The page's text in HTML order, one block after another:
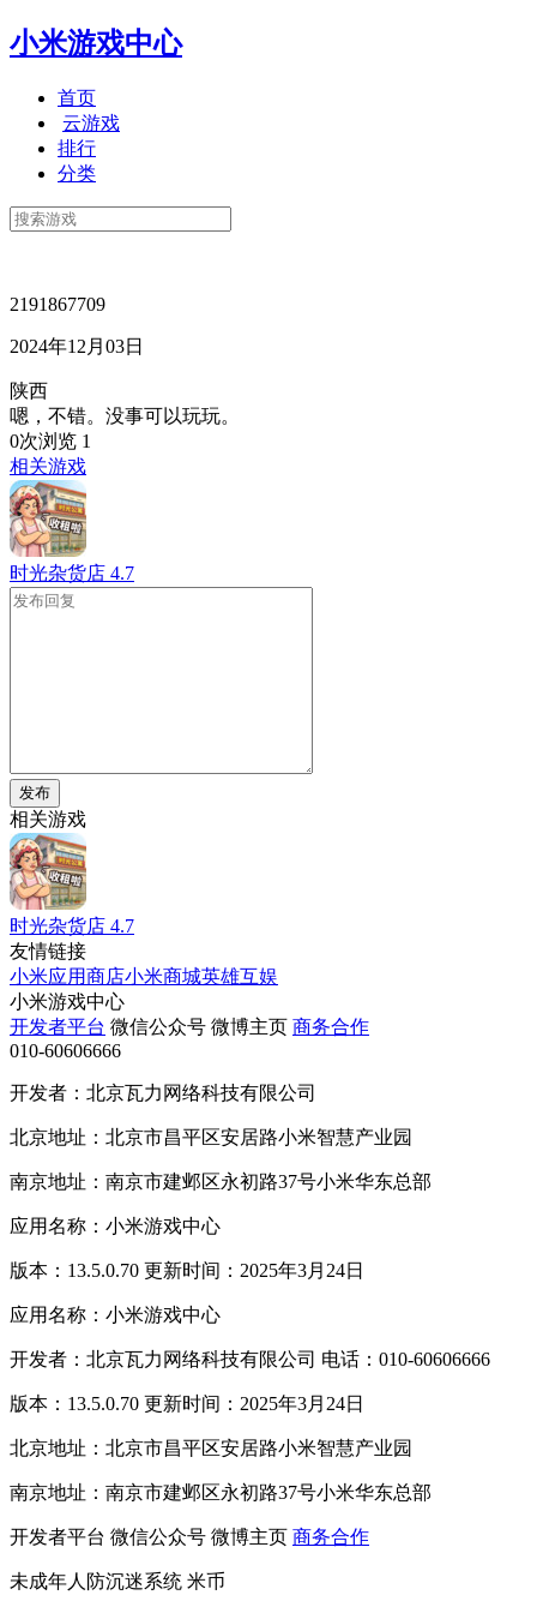
小米游戏中心
首页
云游戏
排行
分类
2191867709
2024年12月03日
陕西
嗯，不错。没事可以玩玩。
0次浏览 1
相关游戏
时光杂货店 4.7
发布
相关游戏
时光杂货店 4.7
友情链接
小米应用商店小米商城英雄互娱
小米游戏中心
开发者平台 微信公众号 微博主页 商务合作
010-60606666
开发者：北京瓦力网络科技有限公司
北京地址：北京市昌平区安居路小米智慧产业园
南京地址：南京市建邺区永初路37号小米华东总部
应用名称：小米游戏中心
版本：13.5.0.70 更新时间：2025年3月24日
应用名称：小米游戏中心
开发者：北京瓦力网络科技有限公司 电话：010-60606666
版本：13.5.0.70 更新时间：2025年3月24日
北京地址：北京市昌平区安居路小米智慧产业园
南京地址：南京市建邺区永初路37号小米华东总部
开发者平台 微信公众号 微博主页 商务合作
未成年人防沉迷系统 米币